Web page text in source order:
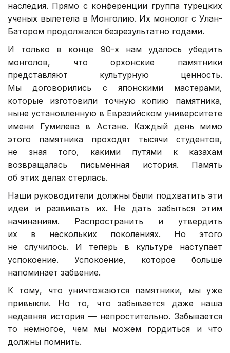
наследия. Прямо с конференции группа турецких
ученых вылетела в Монголию. Их монолог с Улан-
Батором продолжался безрезультатно годами.
И только в конце 90-х нам удалось убедить
монголов, что орхонские памятники
представляют культурную ценность.
Мы договорились с японскими мастерами,
которые изготовили точную копию памятника,
ныне установленную в Евразийском университете
имени Гумилева в Астане. Каждый день мимо
этого памятника проходят тысячи студентов,
не зная того, какими путями к казахам
возвращалась письменная история. Память
об этих делах стерлась.
Наши руководители должны были подхватить эти
идеи и развивать их. Не дать забыться этим
начинаниям. Распространить и утвердить
их в нескольких поколениях. Но этого
не случилось. И теперь в культуре наступает
успокоение. Успокоение, которое больше
напоминает забвение.
К тому, что уничтожаются памятники, мы уже
привыкли. Но то, что забывается даже наша
недавняя история — непростительно. Забывается
то немногое, чем мы можем гордиться и что
должны помнить.